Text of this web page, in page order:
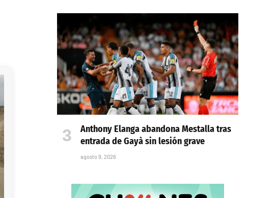
Anthony Elanga abandona Mestalla tras
entrada de Gayà sin lesión grave
agosto 9, 2026